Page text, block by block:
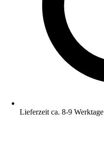
Lieferzeit ca. 8-9 Werktage